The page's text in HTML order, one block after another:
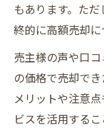
もあります。た
終的に高額売却に
売主様の声や口
の価格で売却で
メリットや注意
ビスを活用する